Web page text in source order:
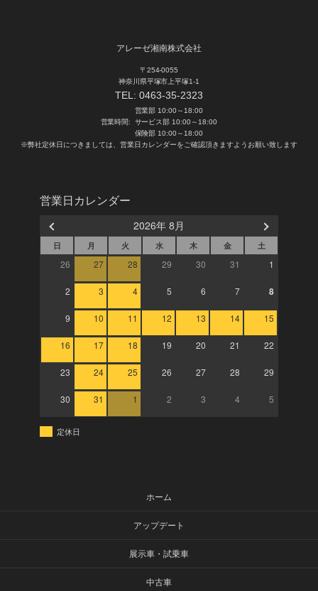
アレーゼ湘南株式会社
〒254-0055
神奈川県平塚市上平塚1-1
TEL:0463-35-2323
営業時間:
営業部 10:00～18:00
サービス部 10:00～18:00
保険部 10:00～18:00
※弊社定休日につきましては、営業日カレンダーをご確認頂きますようお願い致します
営業日カレンダー
2026年 8月
日 月 火 水 木 金 土
26 27 28 29 30 31 1
2 3 4 5 6 7 8
9 10 11 12 13 14 15
16 17 18 19 20 21 22
23 24 25 26 27 28 29
30 31 1 2 3 4 5
定休日
ホーム
アップデート
展示車・試乗車
中古車